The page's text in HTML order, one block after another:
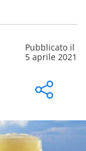
Pubblicato il
5 aprile 2021